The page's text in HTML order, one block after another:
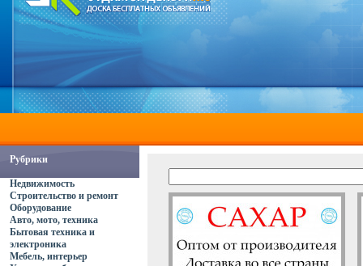
Рубрики
Недвижимость
Строительство и ремонт
Оборудование
Авто, мото, техника
Бытовая техника и
электроника
Мебель, интерьер